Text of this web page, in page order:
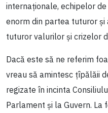
internaționale, echipelor
enorm din partea tuturor
tuturor valurilor și crizelor
Dacă este să ne referim
vreau să amintesc țîpălăii
regizate în incinta
Parlament și la Guvern. La